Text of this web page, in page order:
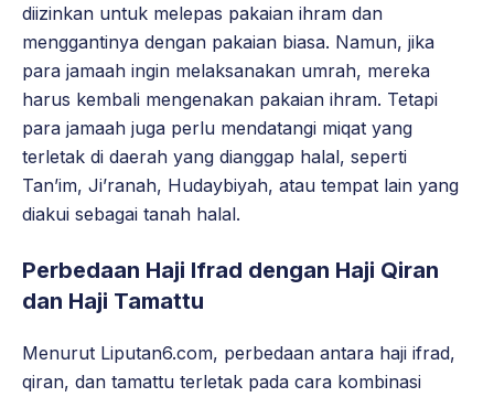
diizinkan untuk melepas pakaian ihram dan
menggantinya dengan pakaian biasa. Namun, jika
para jamaah ingin melaksanakan umrah, mereka
harus kembali mengenakan pakaian ihram. Tetapi
para jamaah juga perlu mendatangi miqat yang
terletak di daerah yang dianggap halal, seperti
Tan’im, Ji’ranah, Hudaybiyah, atau tempat lain yang
diakui sebagai tanah halal.
Perbedaan Haji Ifrad dengan Haji Qiran
dan Haji Tamattu
Menurut Liputan6.com, perbedaan antara haji ifrad,
qiran, dan tamattu terletak pada cara kombinasi